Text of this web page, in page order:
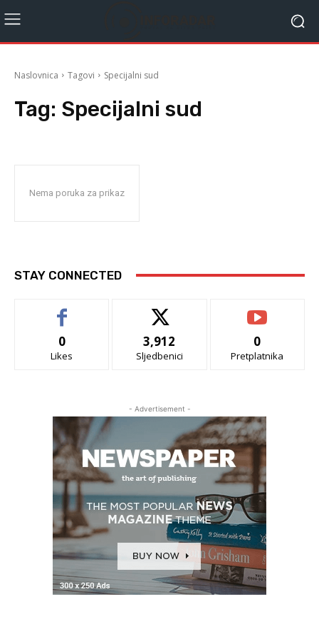
Naslovnica Tagovi Specijalni sud
Tag: Specijalni sud
Nema poruka za prikaz
STAY CONNECTED
0
Likes
3,912
Sljedbenici
0
Pretplatnika
- Advertisement -